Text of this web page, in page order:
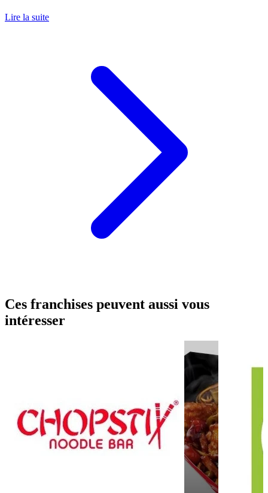
Lire la suite
Ces franchises peuvent aussi vous
intéresser